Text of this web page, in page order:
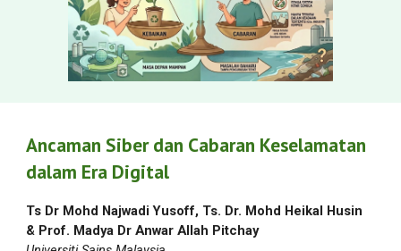
Ancaman Siber dan Cabaran Keselamatan
dalam Era Digital
Ts Dr Mohd Najwadi Yusoff, Ts. Dr. Mohd Heikal Husin
& Prof. Madya Dr Anwar Allah Pitchay